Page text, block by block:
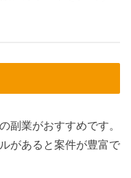
副業がおすすめです。
があると案件が豊富で